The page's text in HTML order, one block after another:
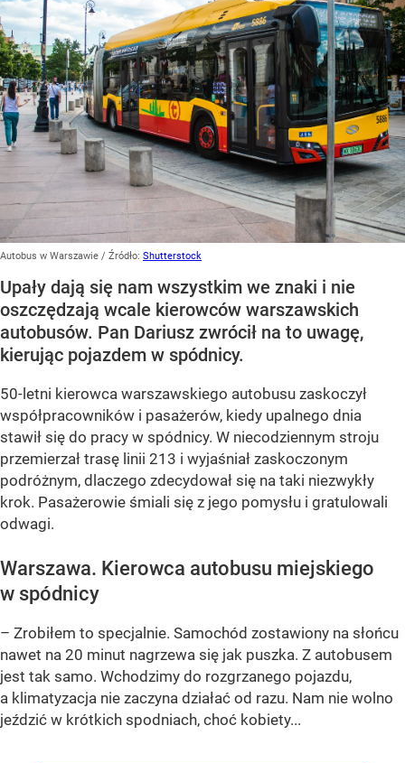
Autobus w Warszawie / Źródło: Shutterstock
Upały dają się nam wszystkim we znaki i nie
oszczędzają wcale kierowców warszawskich
autobusów. Pan Dariusz zwrócił na to uwagę,
kierując pojazdem w spódnicy.
50-letni kierowca warszawskiego autobusu zaskoczył
współpracowników i pasażerów, kiedy upalnego dnia
stawił się do pracy w spódnicy. W niecodziennym stroju
przemierzał trasę linii 213 i wyjaśniał zaskoczonym
podróżnym, dlaczego zdecydował się na taki niezwykły
krok. Pasażerowie śmiali się z jego pomysłu i gratulowali
odwagi.
Warszawa. Kierowca autobusu miejskiego
w spódnicy
– Zrobiłem to specjalnie. Samochód zostawiony na słońcu
nawet na 20 minut nagrzewa się jak puszka. Z autobusem
jest tak samo. Wchodzimy do rozgrzanego pojazdu,
a klimatyzacja nie zaczyna działać od razu. Nam nie wolno
jeździć w krótkich spodniach, choć kobiety...